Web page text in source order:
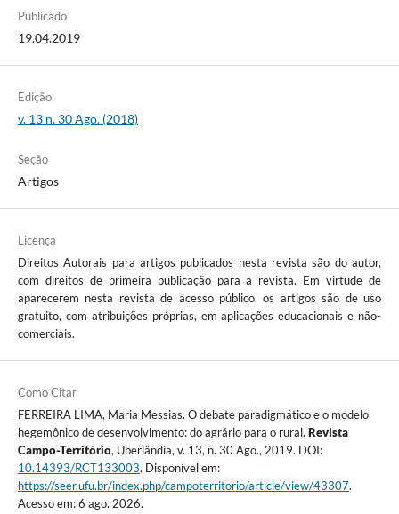
Publicado
19.04.2019
Edição
v. 13 n. 30 Ago. (2018)
Seção
Artigos
Licença
Direitos Autorais para artigos publicados nesta revista são do autor,
com direitos de primeira publicação para a revista. Em virtude de
aparecerem nesta revista de acesso público, os artigos são de uso
gratuito, com atribuições próprias, em aplicações educacionais e não-
comerciais.
Como Citar
FERREIRA LIMA, Maria Messias. O debate paradigmático e o modelo
hegemônico de desenvolvimento: do agrário para o rural. Revista
Campo-Território, Uberlândia, v. 13, n. 30 Ago., 2019. DOI:
10.14393/RCT133003. Disponível em:
https://seer.ufu.br/index.php/campoterritorio/article/view/43307.
Acesso em: 6 ago. 2026.